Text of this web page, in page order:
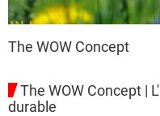
The WOW Concept
The WOW Concept |
durable